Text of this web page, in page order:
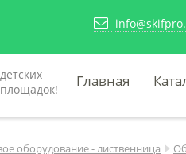
Главная
оборудование - лиственница